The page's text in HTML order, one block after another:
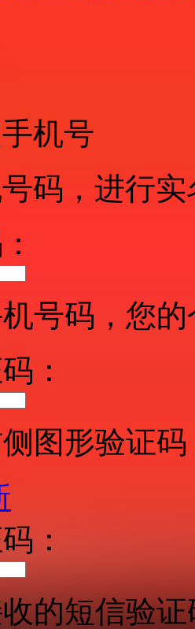
机号
码，进行
号码，您
：
图形验证码
：
的短信验证